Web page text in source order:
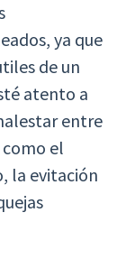
ya que
de un
atento a
entre
el
la evitación